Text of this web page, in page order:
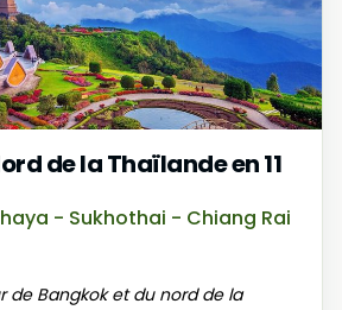
de la Thaïlande en 11
- Sukhothai - Chiang Rai
de Bangkok et du nord de la